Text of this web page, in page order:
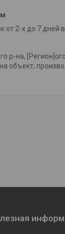
2-х до 7 дней в
р-на,
объект,